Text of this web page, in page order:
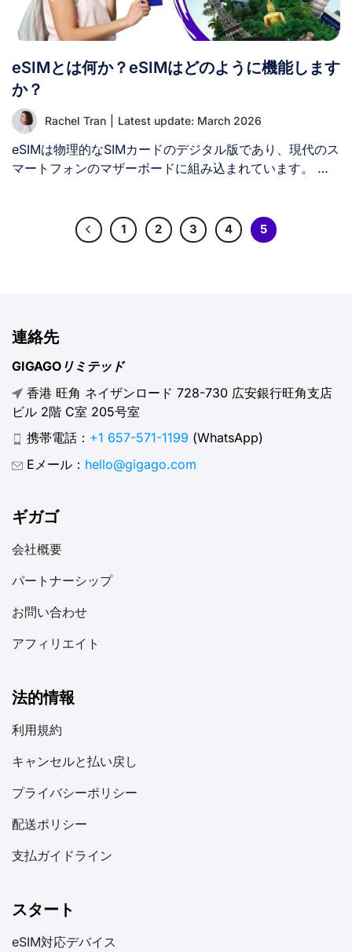
eSIMとは何か？eSIMはどのように機能します
か？
Rachel Tran Latest update: March 2026
eSIMは物理的なSIMカードのデジタル版であり、現代のス
マートフォンのマザーボードに組み込まれています。 新
ードの代わりに、端末内部に埋め込まれた小さな書き換え
可能なチップです。次のように考えてみてください：通常
す。 旅行時や仕事用・個人用の番号を切り替える際に小
ファイルを直接スマートフォンにダウンロードするだけで
す。eSIMは接続を維持する未来の形態であり、従来のSIM
カードでは実現できない利便性、柔軟性、セキュリティを
提供します。 I. eSIMカードとは？ eSIM（embedded
subscriber identify module）とは、スマートフォンに内
蔵されたチップであり、複数のネットワークプロファイル
SIM（現行最小の物理SIM）よりもはるかに小さく、約
6mm×5mmです。 eSIMは通常のSIMカードと同じGSMお
よびLTEネットワーク技術を利用します。ネットワーク認
できるようにします。 eSIMは複数の通信事業者と電話番
とって有用で、現地のSIMカード販売店を探す手間なく、
現地ネットワークに即時接続できます。 II. eSIM対応端末
携帯電話がeSIMに対応しているか？ [...]
1 2 3 4 5
連絡先
GIGAGOリミテッド
香港 旺角 ネイザンロード 728-730 広安銀行旺角支店
ビル 2階 C室 205号室
携帯電話： +1 657-571-1199 (WhatsApp)
Eメール： hello@gigago.com
ギガゴ
会社概要
パートナーシップ
お問い合わせ
アフィリエイト
法的情報
利用規約
キャンセルと払い戻し
プライバシーポリシー
配送ポリシー
支払ガイドライン
スタート
eSIM対応デバイス